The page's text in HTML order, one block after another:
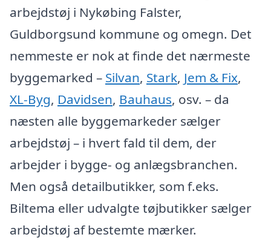
arbejdstøj i Nykøbing Falster,
Guldborgsund kommune og omegn. Det
nemmeste er nok at finde det nærmeste
byggemarked – Silvan, Stark, Jem & Fix,
XL-Byg, Davidsen, Bauhaus, osv. – da
næsten alle byggemarkeder sælger
arbejdstøj – i hvert fald til dem, der
arbejder i bygge- og anlægsbranchen.
Men også detailbutikker, som f.eks.
Biltema eller udvalgte tøjbutikker sælger
arbejdstøj af bestemte mærker.